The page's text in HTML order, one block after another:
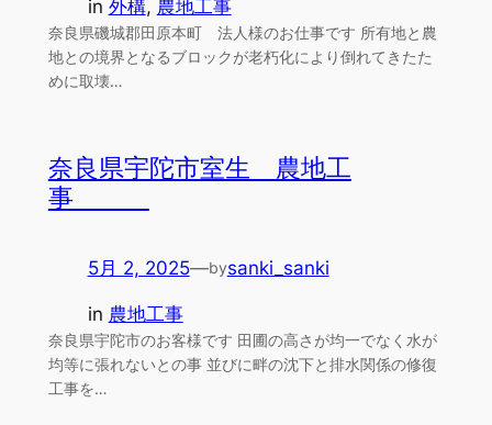
in 外構, 農地工事
奈良県磯城郡田原本町 法人様のお仕事です 所有地と農
地との境界となるブロックが老朽化により倒れてきたた
めに取壊…
奈良県宇陀市室生 農地工
事
5月 2, 2025—bysanki_sanki
in 農地工事
奈良県宇陀市のお客様です 田圃の高さが均一でなく水が
均等に張れないとの事 並びに畔の沈下と排水関係の修復
工事を…